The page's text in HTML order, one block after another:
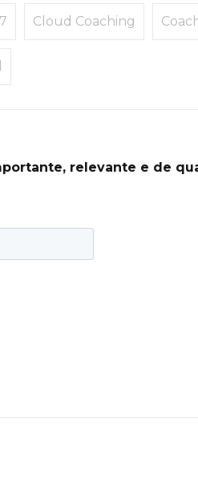
Cloud Coaching
relevante e de